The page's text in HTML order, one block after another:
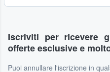
Iscriviti per ricevere
offerte esclusive e
Puoi annullare l'iscrizione in